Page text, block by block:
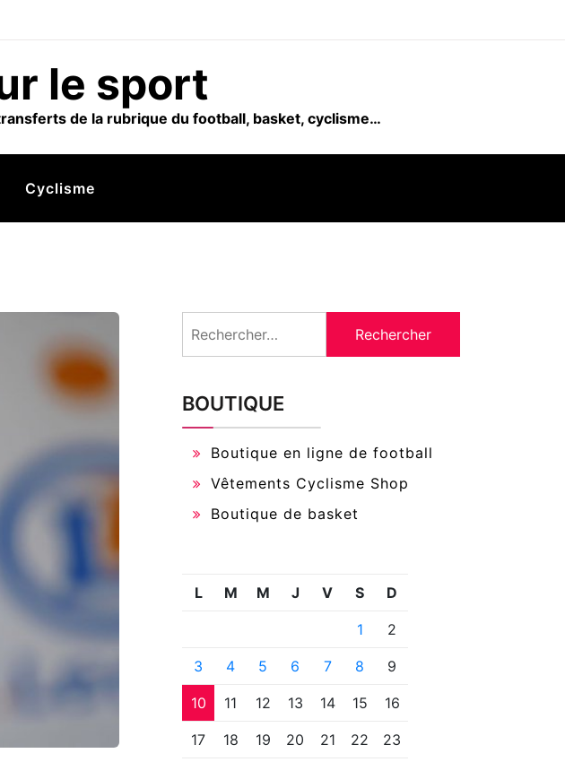
le sport
de la rubrique du football, basket, cyclisme…
Cyclisme
BOUTIQUE
Boutique en ligne de football
Vêtements Cyclisme Shop
Boutique de basket
L M M J V S D
1 2
3 4 5 6 7 8 9
10 11 12 13 14 15 16
17 18 19 20 21 22 23